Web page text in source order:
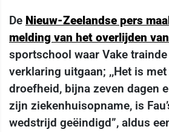
De Nieuw-Zeelandse pers
melding van het overlijden
sportschool waar Vake trainde
verklaring uitgaan; ,,Het is
droefheid, bijna zeven dagen
zijn ziekenhuisopname, is
wedstrijd geëindigd”, aldus